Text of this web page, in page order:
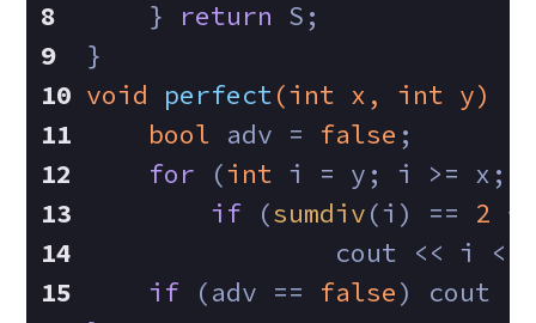
    }
return S;
}
void
perfect(int x, int y)
bool adv = false ;
for (int i = y; i >= x;
if (sumdiv(i) == 2 *
cout << i
if (adv == false) cout